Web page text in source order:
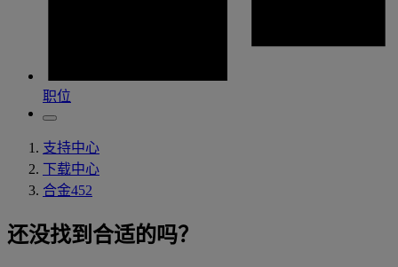
职位
支持中心
下载中心
合金452
还没找到合适的吗？